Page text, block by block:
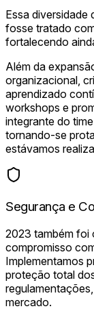
Essa diversidade
fosse tratado
fortalecendo
Além da
organizacional,
aprendizado
workshops e
integrante do
tornando-se
estávamos
Segurança e
2023 também foi
compromisso
Implementamos
proteção total
mercado.